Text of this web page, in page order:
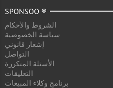
SPONSOO ®
الشروط والأحكام
سياسة الخصوصية
إشعار قانوني
التواصل
الأسئلة المتكررة
التعليقات
برنامج وكلاء المبيعات